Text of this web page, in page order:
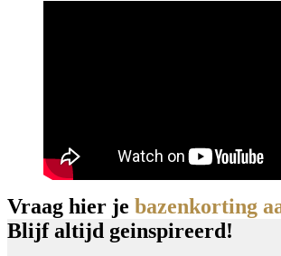
Vraag hier je bazenkorting
Blijf altijd geinspireerd!